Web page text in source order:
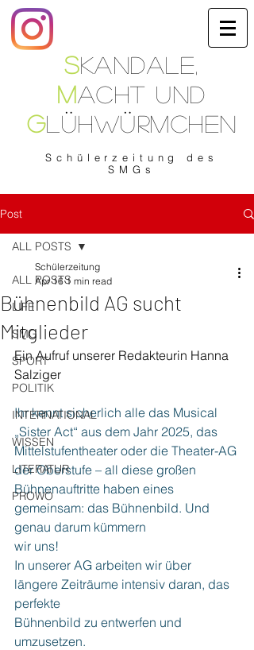
Skandale
Macht und
Glühwürmchen
Schülerzeitung
des
SMGs
Post
ALL POSTS
LIFE
SMG
SPORT
POLITIK
INTERNATIONAL
WISSEN
LITERATUR
PROWO
ALL POSTS
Bühnenbild AG sucht
Mitglieder
Schülerzeitung
Apr 16 1 min read
Ein Aufruf unserer Redakteurin Hanna
Salziger
Ihr kennt sicherlich alle das Musical
„Sister Act“ aus dem Jahr 2025, das
Mittelstufentheater oder die Theater-AG
der Oberstufe – all diese großen
Bühnenauftritte haben eines
gemeinsam: das Bühnenbild. Und
genau darum kümmern
wir uns!
In unserer AG arbeiten wir über
längere Zeiträume intensiv daran, das
perfekte
Bühnenbild zu entwerfen und
umzusetzen.